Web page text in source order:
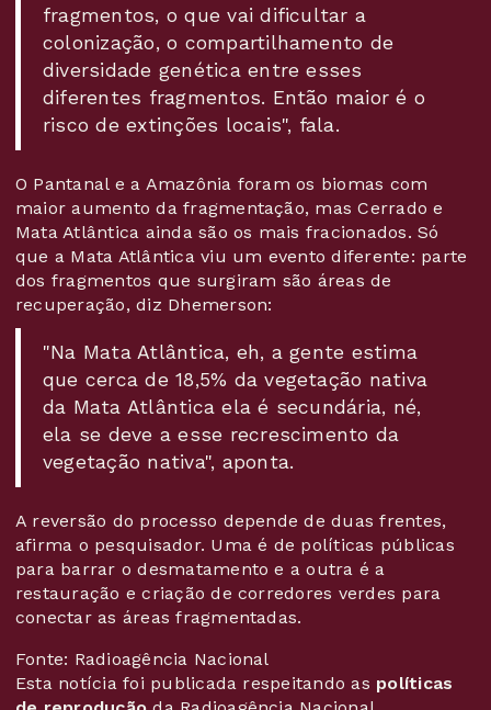
fragmentos, o que vai dificultar a
colonização, o compartilhamento de
diversidade genética entre esses
diferentes fragmentos. Então maior é o
risco de extinções locais", fala.
O Pantanal e a Amazônia foram os biomas com
maior aumento da fragmentação, mas Cerrado e
Mata Atlântica ainda são os mais fracionados. Só
que a Mata Atlântica viu um evento diferente: parte
dos fragmentos que surgiram são áreas de
recuperação, diz Dhemerson:
"Na Mata Atlântica, eh, a gente estima
que cerca de 18,5% da vegetação nativa
da Mata Atlântica ela é secundária, né,
ela se deve a esse recrescimento da
vegetação nativa", aponta.
A reversão do processo depende de duas frentes,
afirma o pesquisador. Uma é de políticas públicas
para barrar o desmatamento e a outra é a
restauração e criação de corredores verdes para
conectar as áreas fragmentadas.
Fonte: Radioagência Nacional
Esta notícia foi publicada respeitando as políticas